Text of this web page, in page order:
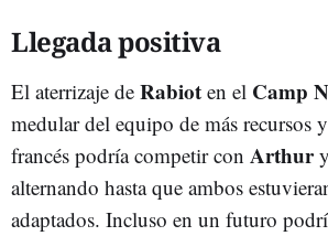
Llegada positiva
El aterrizaje de Rabiot en el Camp
medular del equipo de más recursos
francés podría competir con Arthur
alternando hasta que ambos
adaptados. Incluso en un futuro